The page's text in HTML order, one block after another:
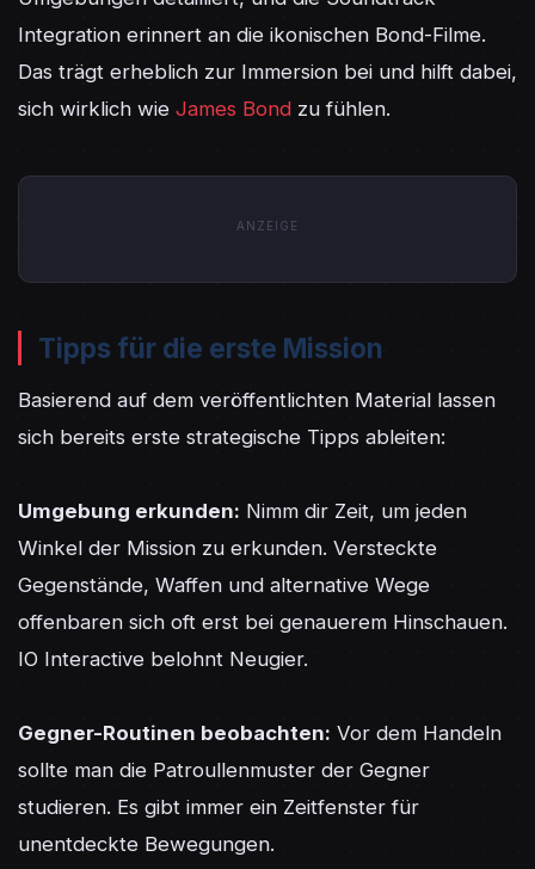
Integration erinnert an die ikonischen Bond-Filme.
Das trägt erheblich zur Immersion bei und hilft dabei,
sich wirklich wie James Bond zu fühlen.
ANZEIGE
Tipps für die erste Mission
Basierend auf dem veröffentlichten Material lassen
sich bereits erste strategische Tipps ableiten:
Umgebung erkunden: Nimm dir Zeit, um jeden
Winkel der Mission zu erkunden. Versteckte
Gegenstände, Waffen und alternative Wege
offenbaren sich oft erst bei genauerem Hinschauen.
IO Interactive belohnt Neugier.
Gegner-Routinen beobachten: Vor dem Handeln
sollte man die Patroullenmuster der Gegner
studieren. Es gibt immer ein Zeitfenster für
unentdeckte Bewegungen.